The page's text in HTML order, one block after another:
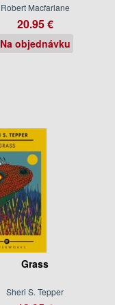
Robert Macfarlane
20.95 €
Na objednávku
Grass
Sheri S. Tepper